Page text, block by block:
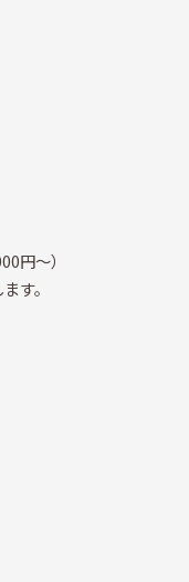
～）
。